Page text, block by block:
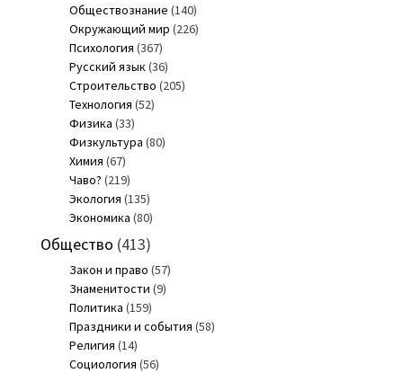
Обществознание (140)
Окружающий мир (226)
Психология (367)
Русский язык(36)
Строительство (205)
Технология (52)
Физика (33)
Физкультура (80)
Химия (67)
Чаво? (219)
Экология (135)
Экономика (80)
Общество (413)
Закон и право (57)
Знаменитости (9)
Политика (159)
Праздники и события (58)
Религия (14)
Социология (56)